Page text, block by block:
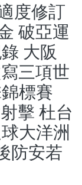
度修訂
破亞運
大阪
三項世
標賽
擊 杜台
大洋洲
防安若